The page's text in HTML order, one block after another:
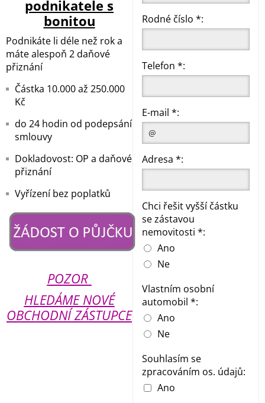
podnikatele s
bonitou
Podnikáte li déle než rok a
máte alespoň 2 daňové
přiznání
Částka 10.000 až 250.000
Kč
do 24 hodin od podepsání
smlouvy
Dokladovost: OP a daňové
přiznání
Vyřízení bez poplatků
POZOR
HLEDÁME NOVÉ
OBCHODNÍ ZÁSTUPCE
Rodné číslo *:
Telefon *:
E-mail *:
Adresa *:
Chci řešit vyšší částku
se zástavou
nemovitosti *:
Ano
Ne
Vlastním osobní
automobil *:
Ano
Ne
Souhlasím se
zpracováním os. údajů:
Ano